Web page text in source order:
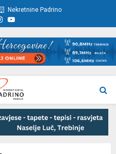
Nekretnine Padrino
Instagram
Youtube